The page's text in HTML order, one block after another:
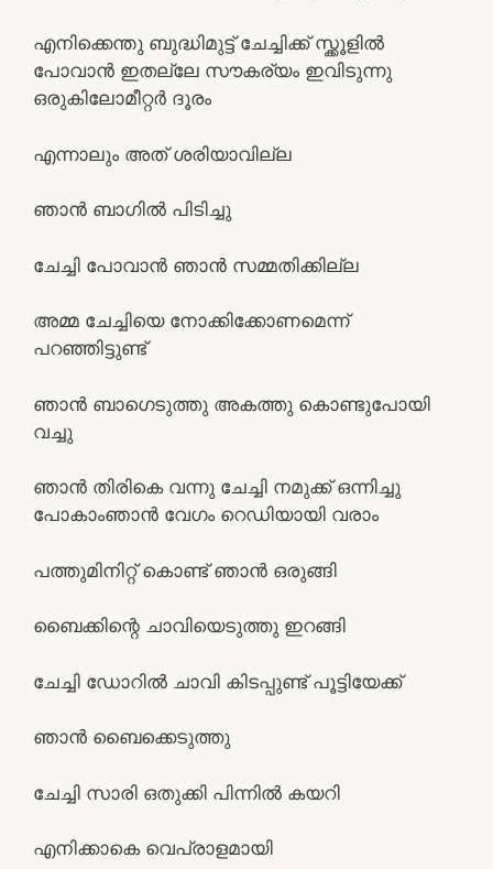
എനിക്കെന്തു ബുദ്ധിമുട്ട് ചേച്ചിക്ക് സ്ക്കൂളില്‍
പോവാന്‍ ഇതല്ലേ സൗകര്യം ഇവിടുന്നു
ഒരുകിലോമീറ്റര്‍ ദൂരം
എന്നാലും അത് ശരിയാവില്ല
ഞാന്‍ ബാഗില്‍ പിടിച്ചു
ചേച്ചി പോവാന്‍ ഞാന്‍ സമ്മതിക്കില്ല
അമ്മ ചേച്ചിയെ നോക്കിക്കോണമെന്ന്
പറഞ്ഞിട്ടുണ്ട്
ഞാന്‍ ബാഗെടുത്തു അകത്തു കൊണ്ടുപോയി
വച്ചു
ഞാന്‍ തിരികെ വന്നു ചേച്ചി നമുക്ക് ഒന്നിച്ചു
പോകാംഞാന്‍ വേഗം റെഡിയായി വരാം
പത്തുമിനിറ്റ്‌ കൊണ്ട് ഞാന്‍ ഒരുങ്ങി
ബൈക്കിന്റെ ചാവിയെടുത്തു ഇറങ്ങി
ചേച്ചി ഡോറില്‍ ചാവി കിടപ്പുണ്ട് പൂട്ടിയേക്ക്
ഞാന്‍ ബൈക്കെടുത്തു
ചേച്ചി സാരി ഒതുക്കി പിന്നില്‍ കയറി
എനിക്കാകെ വെപ്രാളമായി